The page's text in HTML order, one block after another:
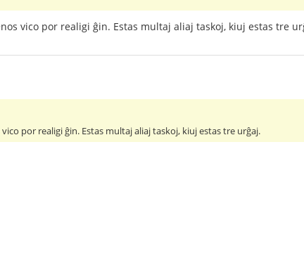
vico por realigi ĝin. Estas multaj aliaj taskoj, kiuj estas tre
por realigi ĝin. Estas multaj aliaj taskoj, kiuj estas tre urĝaj.